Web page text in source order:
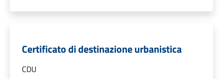
Certificato di destinazione urbanistica
CDU